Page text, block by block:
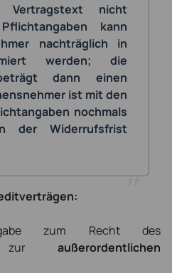
nicht
kann
nachträglich in
werden; die
dann einen
ist mit den
nochmals
der Widerrufsfrist
zum Recht des
zur außerordentlichen